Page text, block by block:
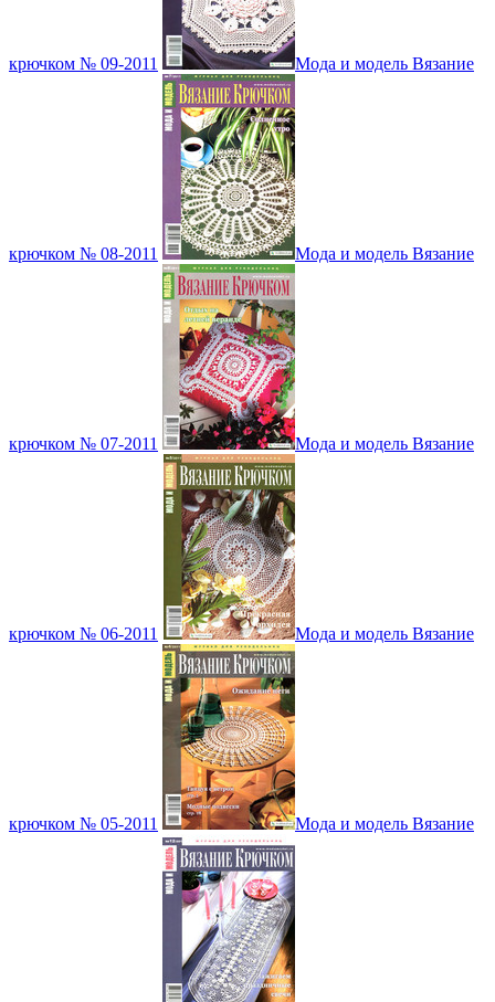
крючком № 09-2011 Мода и модель Вязание
крючком № 08-2011 Мода и модель Вязание
крючком № 07-2011 Мода и модель Вязание
крючком № 06-2011 Мода и модель Вязание
крючком № 05-2011 Мода и модель Вязание